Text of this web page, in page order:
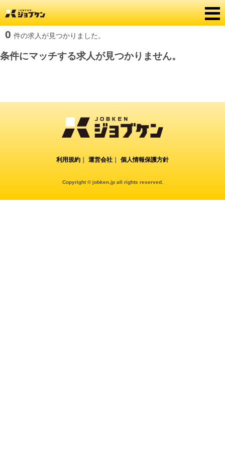
0 件の求人が見つかりました。
条件にマッチする求人が見つかりません。
利用規約 運営会社 個人情報保護方針
Copyright © jobken.jp all rights reserved.